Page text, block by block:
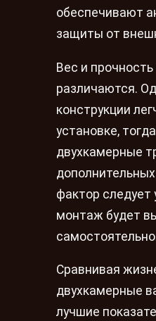
обеспечивают
защиты от
Вес и
различаются.
конструкции
установке,
двухкамерные
фактор следует
монтаж будет
Сравнивая
двухкамерные
лучшие